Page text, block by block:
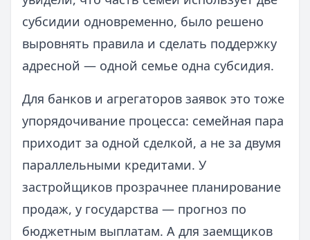
субсидии одновременно, было решено
выровнять правила и сделать поддержку
адресной — одной семье одна субсидия.
Для банков и агрегаторов заявок это тоже
упорядочивание процесса: семейная пара
приходит за одной сделкой, а не за двумя
параллельными кредитами. У
застройщиков прозрачнее планирование
продаж, у государства — прогноз по
бюджетным выплатам. А для заемщиков